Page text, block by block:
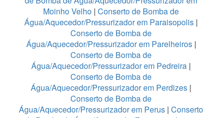
Moinho Velho | Conserto de Bomba de
Água/Aquecedor/Pressurizador em Paraisopolis |
Conserto de Bomba de
Água/Aquecedor/Pressurizador em Parelheiros|
Conserto de Bomba de
Água/Aquecedor/Pressurizador em Pedreira |
Conserto de Bomba de
Água/Aquecedor/Pressurizador em Perdizes |
Conserto de Bomba de
Água/Aquecedor/Pressurizador em Perus | Conserto